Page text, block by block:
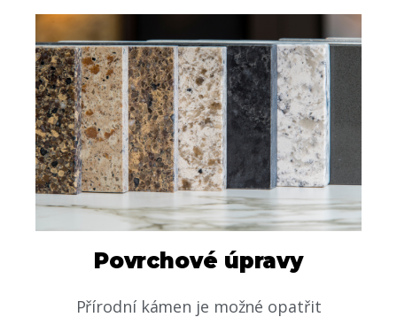
Povrchové úpravy
Přírodní kámen je možné opatřit